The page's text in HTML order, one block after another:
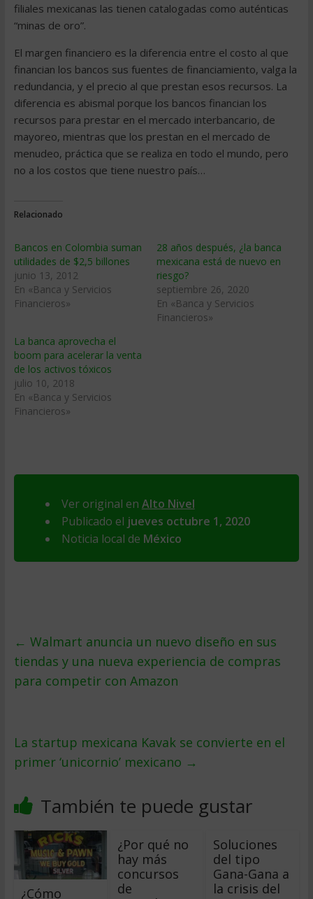
filiales mexicanas las tienen catalogadas como auténticas
“minas de oro”.
El margen financiero es la diferencia entre el costo al que
financian los bancos sus fuentes de financiamiento, valga la
redundancia, y el precio al que prestan esos recursos. La
diferencia es abismal porque los bancos financian los
recursos para prestar en el mercado interbancario, de
mayoreo, mientras que los prestan en el mercado de
menudeo, práctica que se realiza en todo el mundo, pero
no a los costos que tiene nuestro país…
Relacionado
Bancos en Colombia suman
utilidades de $2,5 billones
junio 13, 2012
En «Banca y Servicios
Financieros»
28 años después, ¿la banca
mexicana está de nuevo en
riesgo?
septiembre 26, 2020
En «Banca y Servicios
Financieros»
La banca aprovecha el
boom para acelerar la venta
de los activos tóxicos
julio 10, 2018
En «Banca y Servicios
Financieros»
Ver original en Alto Nivel
Publicado el jueves octubre 1, 2020
Noticia local de México
← Walmart anuncia un nuevo diseño en sus
tiendas y una nueva experiencia de compras
para competir con Amazon
La startup mexicana Kavak se convierte en el
primer ‘unicornio’ mexicano →
También te puede gustar
¿Cómo
¿Por qué no
hay más
concursos
de
Soluciones
del tipo
Gana-Gana a
la crisis del